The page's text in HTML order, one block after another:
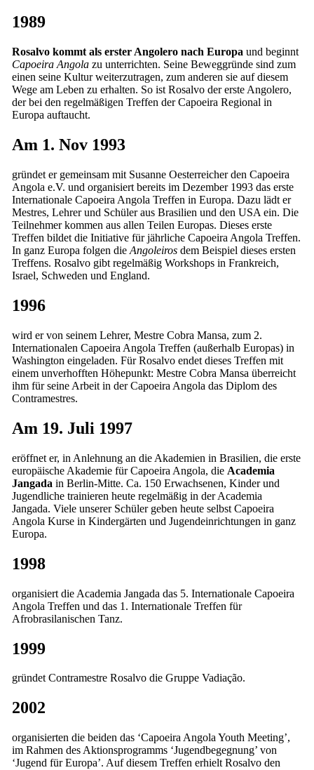
1989
Rosalvo kommt als erster Angolero nach Europa und beginnt
Capoeira Angolazu unterrichten. Seine Beweggründe sind zum
einen seine Kultur weiterzutragen, zum anderen sie auf diesem
Wege am Leben zu erhalten. So ist Rosalvo der erste Angolero,
der bei den regelmäßigen Treffen der Capoeira Regional in
Europa auftaucht.
Am 1. Nov 1993
gründet er gemeinsam mit Susanne Oesterreicher den Capoeira
Angola e.V. und organisiert bereits im Dezember 1993 das erste
Internationale Capoeira Angola Treffen in Europa. Dazu lädt er
Mestres, Lehrer und Schüler aus Brasilien und den USA ein. Die
Teilnehmer kommen aus allen Teilen Europas. Dieses erste
Treffen bildet die Initiative für jährliche Capoeira Angola Treffen.
In ganz Europa folgen die Angoleirosdem Beispiel dieses ersten
Treffens. Rosalvo gibt regelmäßig Workshops in Frankreich,
Israel, Schweden und England.
1996
wird er von seinem Lehrer, Mestre Cobra Mansa, zum 2.
Internationalen Capoeira Angola Treffen (außerhalb Europas) in
Washington eingeladen. Für Rosalvo endet dieses Treffen mit
einem unverhofften Höhepunkt: Mestre Cobra Mansa überreicht
ihm für seine Arbeit in der Capoeira Angola das Diplom des
Contramestres.
Am 19. Juli 1997
eröffnet er, in Anlehnung an die Akademien in Brasilien, die erste
europäische Akademie für Capoeira Angola, die Academia
Jangada in Berlin-Mitte. Ca. 150 Erwachsenen, Kinder und
Jugendliche trainieren heute regelmäßig in der Academia
Jangada. Viele unserer Schüler geben heute selbst Capoeira
Angola Kurse in Kindergärten und Jugendeinrichtungen in ganz
Europa.
1998
organisiert die Academia Jangada das 5. Internationale Capoeira
Angola Treffen und das 1. Internationale Treffen für
Afrobrasilanischen Tanz.
1999
gründet Contramestre Rosalvo die Gruppe Vadiação.
2002
organisierten die beiden das ‘Capoeira Angola Youth Meeting’,
im Rahmen des Aktionsprogramms ‘Jugendbegegnung’ von
‘Jugend für Europa’. Auf diesem Treffen erhielt Rosalvo den